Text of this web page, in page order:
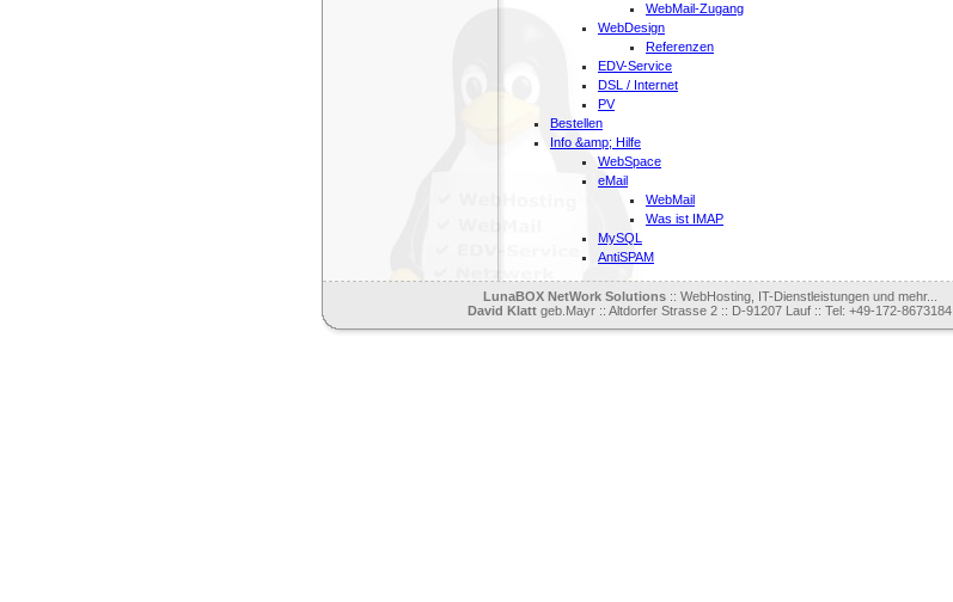
WebMail-Zugang
WebDesign
Referenzen
EDV-Service
DSL / Internet
PV
Bestellen
Info &amp; Hilfe
WebSpace
eMail
WebMail
Was ist IMAP
MySQL
AntiSPAM
LunaBOX NetWork Solutions:: WebHosting, IT-Dienstleistungen und mehr...
David Klatt geb.Mayr :: Altdorfer Strasse 2 :: D-91207 Lauf :: Tel: +49-172-8673184